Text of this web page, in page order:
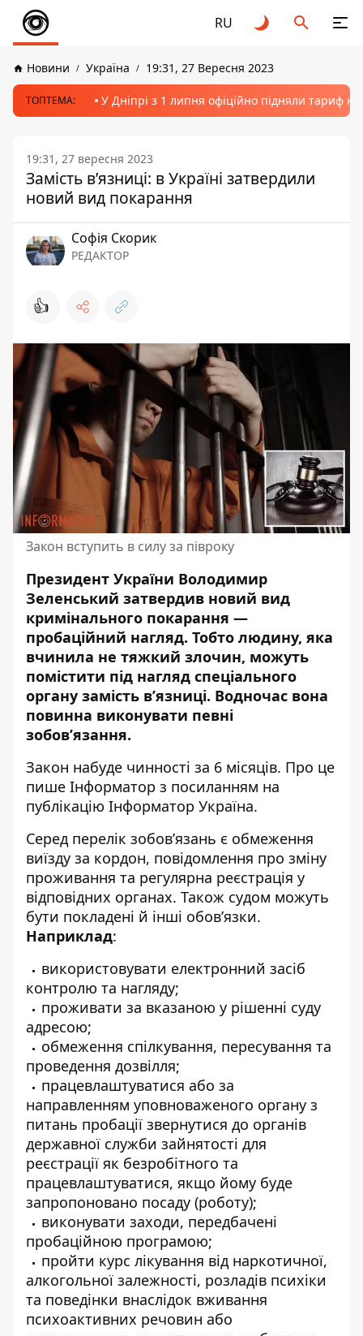
RU
Новини Україна 19:31, 27 Вересня 2023
ТОПТЕМА: У Дніпрі з 1 липня офіційно підняли тариф
19:31, 27 вересня 2023
Замість в’язниці: в Україні затвердили
новий вид покарання
Софія Скорик
РЕДАКТОР
👍
Закон вступить в силу за півроку
Президент України Володимир
Зеленський затвердив новий вид
кримінального покарання —
пробаційний нагляд. Тобто людину, яка
вчинила не тяжкий злочин, можуть
помістити під нагляд спеціального
органу замість в’язниці. Водночас вона
повинна виконувати певні
зобов’язання.
Закон набуде чинності за 6 місяців. Про це
пише Інформатор з посиланням на
публікацію Інформатор Україна.
Серед перелік зобов’язань є обмеження
виїзду за кордон, повідомлення про зміну
проживання та регулярна реєстрація у
відповідних органах. Також судом можуть
бути покладені й інші обов’язки.
Наприклад:
використовувати електронний засіб
контролю та нагляду;
проживати за вказаною у рішенні суду
адресою;
обмеження спілкування, пересування та
проведення дозвілля;
працевлаштуватися або за
направленням уповноваженого органу з
питань пробації звернутися до органів
державної служби зайнятості для
реєстрації як безробітного та
працевлаштуватися, якщо йому буде
запропоновано посаду (роботу);
виконувати заходи, передбачені
пробаційною програмою;
пройти курс лікування від наркотичної,
алкогольної залежності, розладів психіки
та поведінки внаслідок вживання
психоактивних речовин або